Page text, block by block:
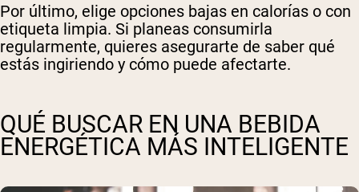
Por último, elige opciones bajas en calorías o con
etiqueta limpia. Si planeas consumirla
regularmente, quieres asegurarte de saber qué
estás ingiriendo y cómo puede afectarte.
QUÉ BUSCAR EN UNA BEBIDA
ENERGÉTICA MÁS INTELIGENTE